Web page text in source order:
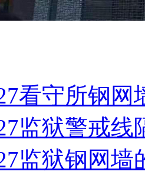
看守所钢网
监狱警戒线
监狱钢网墙